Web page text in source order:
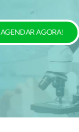
AGENDAR AGORA!